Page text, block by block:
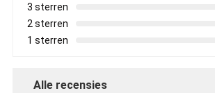
3 sterren
2 sterren
1 sterren
Alle recensies